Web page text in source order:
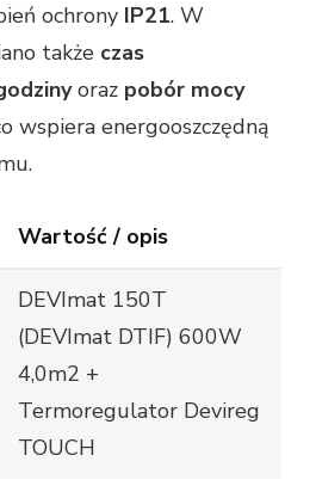
ochrony IP21. W
także czas
oraz pobór mocy
wspiera energooszczędną
Wartość / opis
DEVImat 150T
(DEVImat DTIF) 600W
4,0m2 +
Termoregulator Devireg
TOUCH